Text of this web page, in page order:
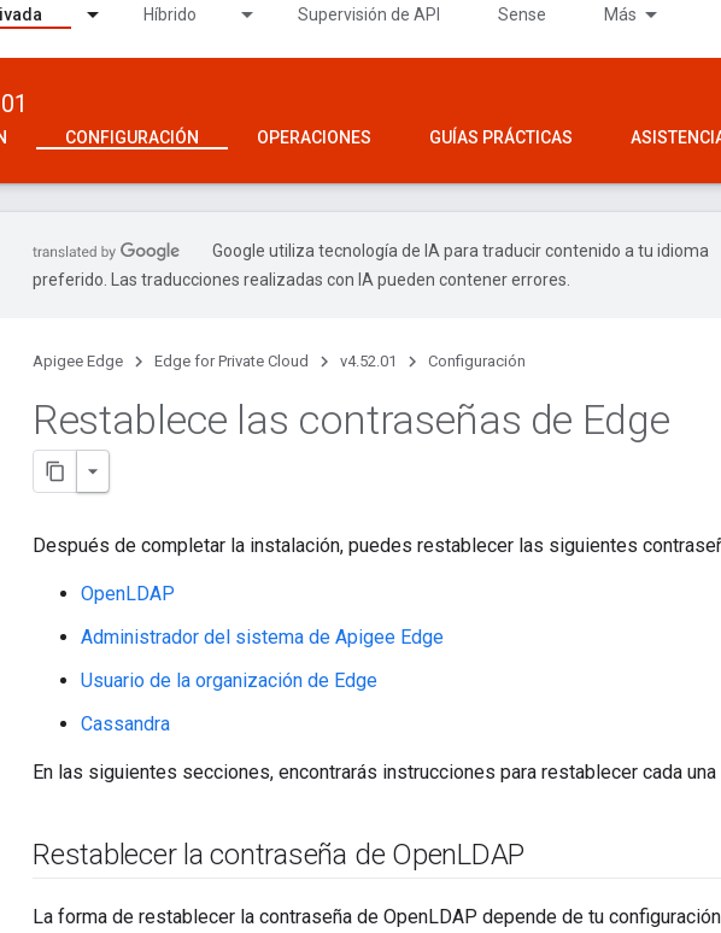
Híbrido Supervisión de API Sense Más
CONFIGURACIÓN OPERACIONES GUÍAS PRÁCTICAS
Google utiliza tecnología de IA para traducir contenido a tu idioma
preferido. Las traducciones realizadas con IA pueden contener errores.
Apigee Edge Edge for Private Cloud v4.52.01 Configuración
Restablece las contraseñas de Edge
Después de completar la instalación, puedes restablecer las siguientes
OpenLDAP
Administrador del sistema de Apigee Edge
Usuario de la organización de Edge
Cassandra
En las siguientes secciones, encontrarás instrucciones para restablecer cada
Restablecer la contraseña de OpenLDAP
La forma de restablecer la contraseña de OpenLDAP depende de tu